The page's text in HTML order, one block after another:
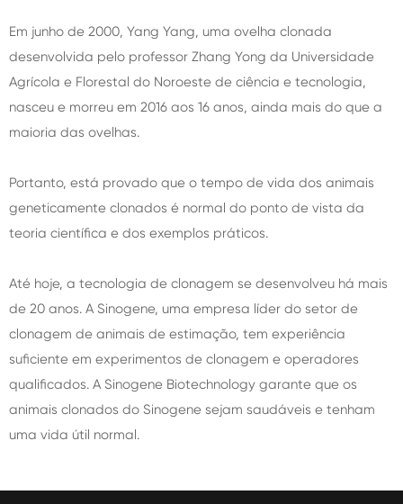
Em junho de 2000, Yang Yang, uma ovelha clonada
desenvolvida pelo professor Zhang Yong da Universidade
Agrícola e Florestal do Noroeste de ciência e tecnologia,
nasceu e morreu em 2016 aos 16 anos, ainda mais do que a
maioria das ovelhas.
Portanto, está provado que o tempo de vida dos animais
geneticamente clonados é normal do ponto de vista da
teoria científica e dos exemplos práticos.
Até hoje, a tecnologia de clonagem se desenvolveu há mais
de 20 anos. A Sinogene, uma empresa líder do setor de
clonagem de animais de estimação, tem experiência
suficiente em experimentos de clonagem e operadores
qualificados. A Sinogene Biotechnology garante que os
animais clonados do Sinogene sejam saudáveis e tenham
uma vida útil normal.